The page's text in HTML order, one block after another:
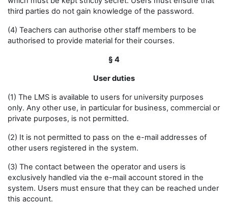
third parties do not gain knowledge of the password.
(4) Teachers can authorise other staff members to be
authorised to provide material for their courses.
§ 4
User duties
(1) The LMS is available to users for university purposes
only. Any other use, in particular for business, commercial or
private purposes, is not permitted.
(2) It is not permitted to pass on the e-mail addresses of
other users registered in the system.
(3) The contact between the operator and users is
exclusively handled via the e-mail account stored in the
system. Users must ensure that they can be reached under
this account.